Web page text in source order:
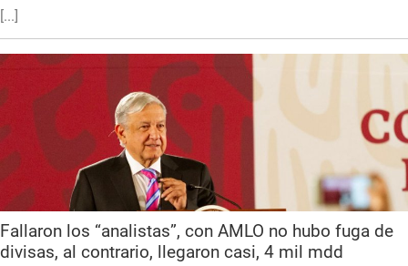
[...]
Fallaron los “analistas”, con AMLO no hubo fuga de
divisas, al contrario, llegaron casi, 4 mil mdd